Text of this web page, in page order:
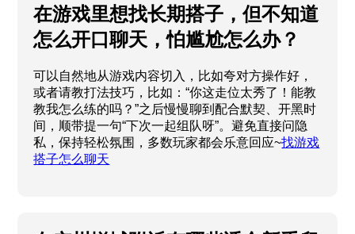
在游戏里想找长期搭子，但不知道
怎么开口聊天，怕尴尬怎么办？
可以自然地从游戏内容切入，比如夸对方操作好，
或者请教打法技巧，比如：“你这走位太秀了！能教
教我怎么练的吗？”之后慢慢聊到配合默契、开黑时
间，顺带提一句“下次一起组队呀”。避免直接问隐
私，保持轻松氛围，多数玩家都会乐意回应~找游戏
搭子怎么聊天